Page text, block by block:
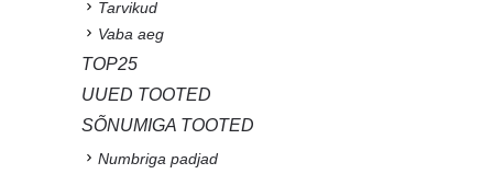
Tarvikud
Vaba aeg
TOP25
UUED TOOTED
SÕNUMIGA TOOTED
Numbriga padjad